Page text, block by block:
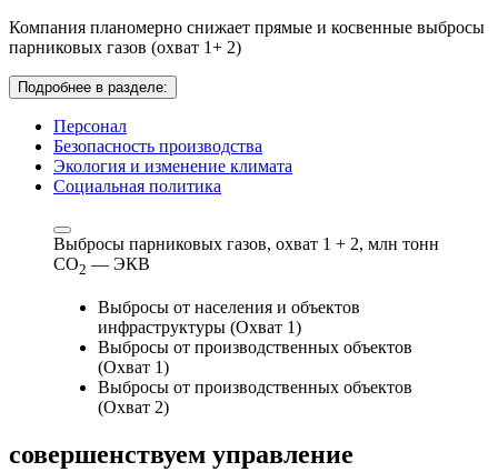
Компания планомерно снижает прямые и косвенные выбросы
парниковых газов (охват 1+ 2)
Подробнее в разделе:
Персонал
Безопасность производства
Экология и изменение климата
Социальная политика
Выбросы парниковых газов, охват 1 + 2, млн тонн
СО2 — ЭКВ
Выбросы от населения и объектов
инфраструктуры (Охват 1)
Выбросы от производственных объектов
(Охват 1)
Выбросы от производственных объектов
(Охват 2)
совершенствуем управление